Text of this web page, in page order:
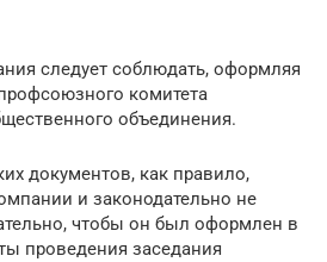
следует соблюдать, оформляя
комитета
объединения.
документов, как правило,
и законодательно не
чтобы он был оформлен в
проведения заседания